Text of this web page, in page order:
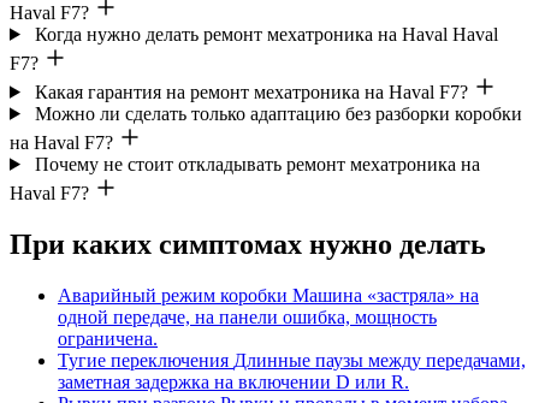
Haval F7?
Когда нужно делать ремонт мехатроника на Haval Haval
F7?
Какая гарантия на ремонт мехатроника на Haval F7?
Можно ли сделать только адаптацию без разборки коробки
на Haval F7?
Почему не стоит откладывать ремонт мехатроника на
Haval F7?
При каких симптомах нужно делать
Аварийный режим коробки Машина «застряла» на
одной передаче, на панели ошибка, мощность
ограничена.
Тугие переключения Длинные паузы между передачами,
заметная задержка на включении D или R.